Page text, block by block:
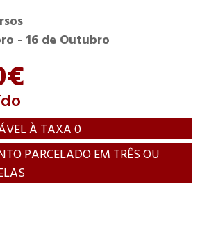
- 16 de Outubro
À TAXA 0
PARCELADO EM TRÊS OU